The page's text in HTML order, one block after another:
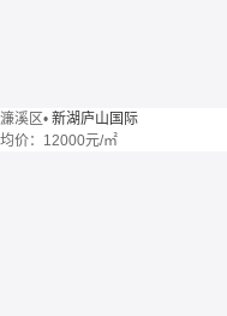
濂溪区• 新湖庐山国际
均价： 12000元/㎡